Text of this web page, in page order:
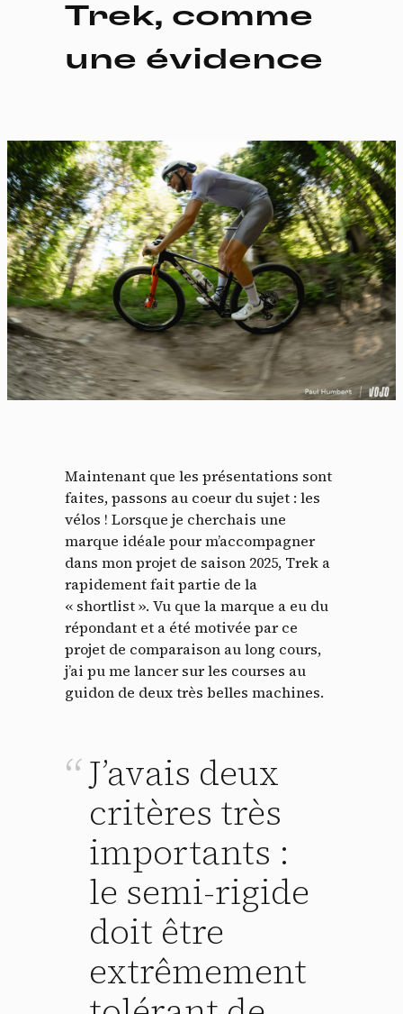
Trek, comme
une évidence
Maintenant que les présentations sont
faites, passons au coeur du sujet : les
vélos ! Lorsque je cherchais une
marque idéale pour m’accompagner
dans mon projet de saison 2025, Trek a
rapidement fait partie de la
« shortlist ». Vu que la marque a eu du
répondant et a été motivée par ce
projet de comparaison au long cours,
j’ai pu me lancer sur les courses au
guidon de deux très belles machines.
J’avais deux
critères très
importants :
le semi-rigide
doit être
extrêmement